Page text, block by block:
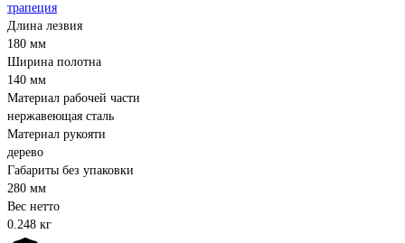
трапеция
Длина лезвия
180 мм
Ширина полотна
140 мм
Материал рабочей части
нержавеющая сталь
Материал рукояти
дерево
Габариты без упаковки
280 мм
Вес нетто
0.248 кг